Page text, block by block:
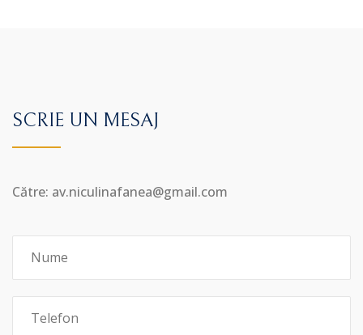
SCRIE UN MESAJ
Către: av.niculinafanea@gmail.com